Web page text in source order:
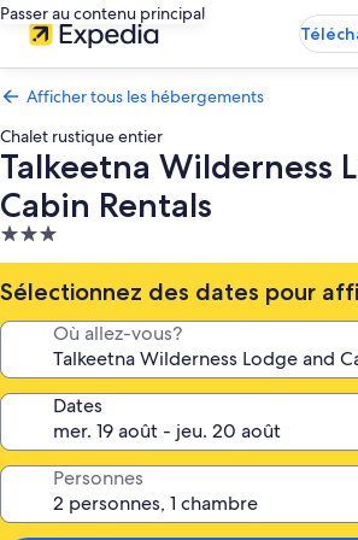
Passer au contenu principal
Afficher tous les hébergements
Chalet rustique entier
Talkeetna Wilderness
Cabin Rentals
Hébergement
3.0 étoiles
Sélectionnez des dates pour
Où allez-vous?
Dates
Personnes